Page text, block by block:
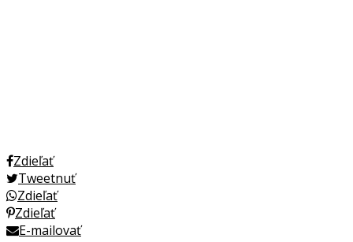
Zdieľať
Tweetnuť
Zdieľať
Zdieľať
E-mailovať